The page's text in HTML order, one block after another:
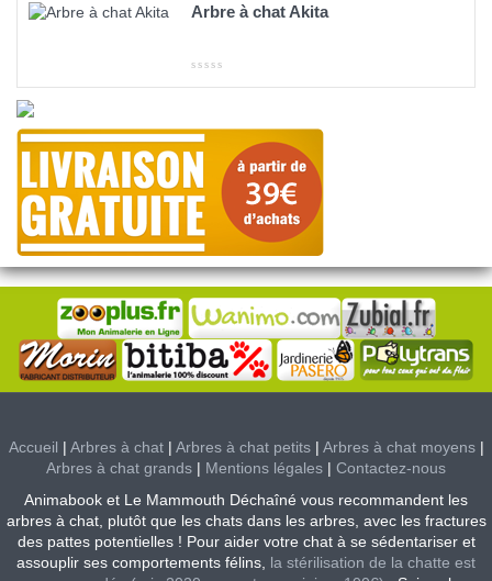
Arbre à chat Akita
Accueil | Arbres à chat| Arbres à chat petits| Arbres à chat moyens|
Arbres à chat grands | Mentions légales | Contactez-nous
Animabook et Le Mammouth Déchaîné vous recommandent les
arbres à chat, plutôt que les chats dans les arbres, avec les fractures
des pattes potentielles ! Pour aider votre chat à se sédentariser et
assouplir ses comportements félins, la stérilisation de la chatte est